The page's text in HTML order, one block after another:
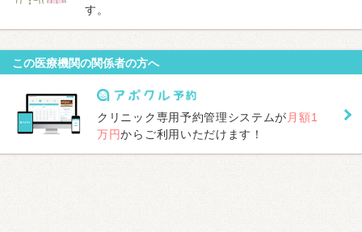
す。
この医療機関の関係者の方へ
クリニック専用予約管理システムが 月額1
万円からご利用いただけます！